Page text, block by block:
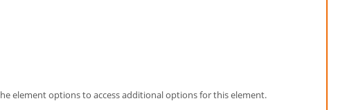
element options to access additional options for this element.